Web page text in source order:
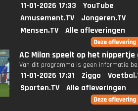
11-01-2026 17:33
YouTube
Amusement.TV
Jongeren.TV
Mensen.TV
Alle afleveringen
AC Milan speelt op het nippertje
Van dit programma is geen informatie
11-01-2026 17:31 Ziggo
Sporten.TV
Alle afleveringen